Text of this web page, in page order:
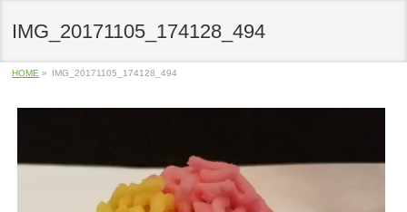
IMG_20171105_174128_494
HOME » IMG_20171105_174128_494